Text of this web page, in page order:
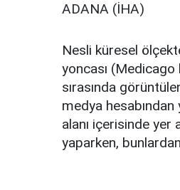
ADANA (İHA)
Nesli küresel
yoncası (Medicago
sırasında
medya hesabından
alanı içerisinde yer
yaparken,